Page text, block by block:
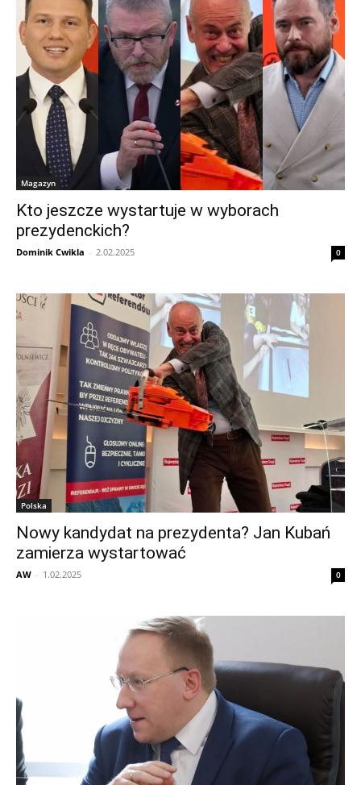
Magazyn
Kto jeszcze wystartuje w wyborach
prezydenckich?
Dominik Cwikla - 2.02.2025 0
Polska
Nowy kandydat na prezydenta? Jan Kubań
zamierza wystartować
AW - 1.02.2025 0